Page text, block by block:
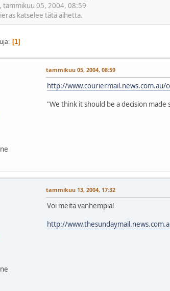
tammikuu 05, 2004, 08:59
katselee tätä aihetta.
1
tammikuu 05, 2004, 08:59
http://www.couriermail.news.com.au/
"We think it should be a decision
tammikuu 13, 2004, 17:32
Voi meitä vanhempia!
http://